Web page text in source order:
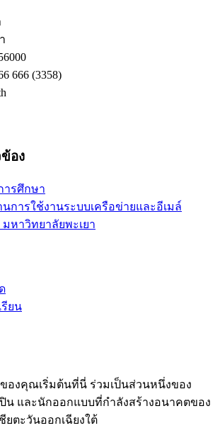
666 (3358)
อง
ารศึกษา
นการใช้งานระบบเครือข่ายและอีเมล์
หาวิทยาลัยพะเยา
รียน
ของคุณเริ่มต้นที่นี่ ร่วมเป็นส่วนหนึ่งของ
และนักออกแบบที่กำลังสร้างอนาคตของ
ยตะวันออกเฉียงใต้